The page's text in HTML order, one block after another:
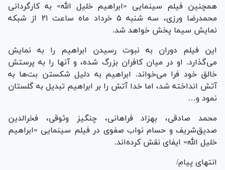
همچنین فیلم سینمایی «ابراهیم خلیل الله» به کارگردانی
محمدرضا ورزی، سه شنبه ۵ خرداد ماه ساعت ۲۱ از شبکه
نمایش سیما پخش خواهد شد.
این فیلم دوران به نبوت رسیدن ابراهیم را به نمایش
می‌گذارد. او در میان کافران بزرگ شده، و آنها را به پرستش
خالق خود فرا می‌خواند. ابراهیم به دلیل شکستن بت‌ها به
آتش انداخته شد، اما خدا آتش را بر ابراهیم تبدیل به گلستان
نمود و…
محمد صادقی، بهزاد فراهانی، چنگیز وثوقی، فخرالدین
صدیق‌شریف و حسام نواب صفوی در فیلم سینمایی «ابراهیم
خلیل الله» ایفای نقش کرده‌اند.
انتهای پیام/